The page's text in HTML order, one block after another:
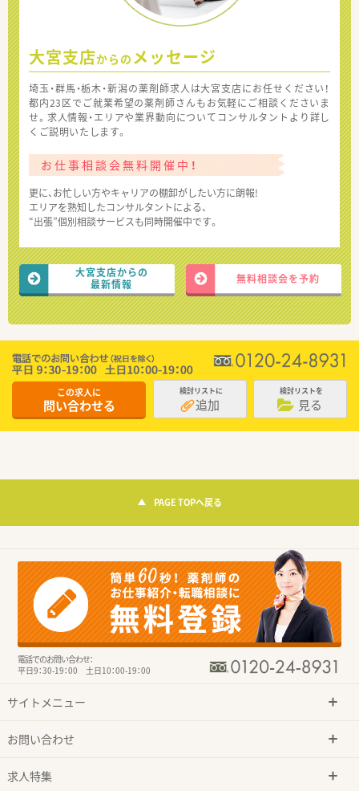
大宮支店からの メッセージ
埼玉・群馬・栃木・新潟の薬剤師求人は大宮支店にお任せください！
都内23区でご就業希望の薬剤師さんもお気軽にご相談くださいま
せ。求人情報・エリアや業界動向についてコンサルタントより詳し
くご説明いたします。
お仕事相談会無料開催中！
更に、お忙しい方やキャリアの棚卸がしたい方に朗報!
エリアを熟知したコンサルタントによる、
“出張”個別相談サービスも同時開催中です。
大宮支店からの
最新情報
無料相談会を予約
この求人に
問い合わせる
検討リストに
追加
検討リストを
見る
PAGE TOPへ戻る
電話でのお問い合わせ：
平日9：30-19：00 土日10：00-19：00
サイトメニュー
お問い合わせ
求人特集